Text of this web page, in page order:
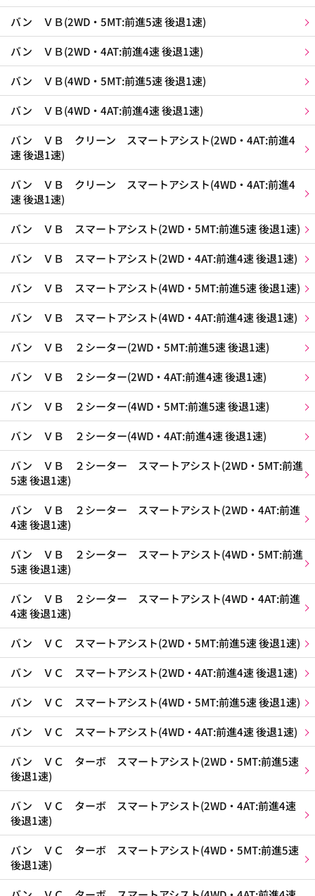
バン ＶＢ(2WD・5MT:前進5速 後退1速)
バン ＶＢ(2WD・4AT:前進4速 後退1速)
バン ＶＢ(4WD・5MT:前進5速 後退1速)
バン ＶＢ(4WD・4AT:前進4速 後退1速)
バン ＶＢ クリーン スマートアシスト(2WD・4AT:前進4
速 後退1速)
バン ＶＢ クリーン スマートアシスト(4WD・4AT:前進4
速 後退1速)
バン ＶＢ スマートアシスト(2WD・5MT:前進5速 後退1速)
バン ＶＢ スマートアシスト(2WD・4AT:前進4速 後退1速)
バン ＶＢ スマートアシスト(4WD・5MT:前進5速 後退1速)
バン ＶＢ スマートアシスト(4WD・4AT:前進4速 後退1速)
バン ＶＢ ２シーター(2WD・5MT:前進5速 後退1速)
バン ＶＢ ２シーター(2WD・4AT:前進4速 後退1速)
バン ＶＢ ２シーター(4WD・5MT:前進5速 後退1速)
バン ＶＢ ２シーター(4WD・4AT:前進4速 後退1速)
バン ＶＢ ２シーター スマートアシスト(2WD・5MT:前進
5速 後退1速)
バン ＶＢ ２シーター スマートアシスト(2WD・4AT:前進
4速 後退1速)
バン ＶＢ ２シーター スマートアシスト(4WD・5MT:前進
5速 後退1速)
バン ＶＢ ２シーター スマートアシスト(4WD・4AT:前進
4速 後退1速)
バン ＶＣ スマートアシスト(2WD・5MT:前進5速 後退1速)
バン ＶＣ スマートアシスト(2WD・4AT:前進4速 後退1速)
バン ＶＣ スマートアシスト(4WD・5MT:前進5速 後退1速)
バン ＶＣ スマートアシスト(4WD・4AT:前進4速 後退1速)
バン ＶＣ ターボ スマートアシスト(2WD・5MT:前進5速
後退1速)
バン ＶＣ ターボ スマートアシスト(2WD・4AT:前進4速
後退1速)
バン ＶＣ ターボ スマートアシスト(4WD・5MT:前進5速
後退1速)